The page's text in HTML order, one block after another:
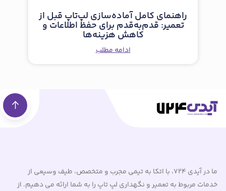
راهنمای کامل آماده‌سازی لپ‌تاپ قبل از
تعمیر: قدم‌به‌قدم برای حفظ اطلاعات و
کاهش هزینه‌ها
ادامه مطلب
ما در آیدی 724، با اتکا به تیمی مجرب و متخصص، طیف وسیعی از
خدمات مربوط به تعمیر و نگهداری لپ تاپ را به شما ارائه می دهیم. از